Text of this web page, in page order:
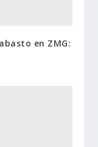
en ZMG: